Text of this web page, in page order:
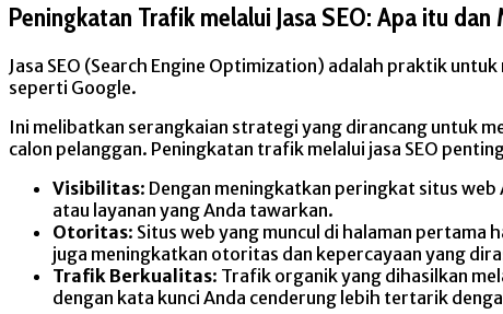
Peningkatan Trafik melalui Jasa SEO: Apa itu
Jasa SEO (Search Engine Optimization) adalah praktik
seperti Google.
Ini melibatkan serangkaian strategi yang dirancang untuk
calon pelanggan. Peningkatan trafik melalui jasa SEO
Visibilitas: Dengan meningkatkan peringkat situs
atau layanan yang Anda tawarkan.
Otoritas: Situs web yang muncul di halaman
juga meningkatkan otoritas dan kepercayaan yang
Trafik Berkualitas: Trafik organik yang dihasilkan
dengan kata kunci Anda cenderung lebih tertarik